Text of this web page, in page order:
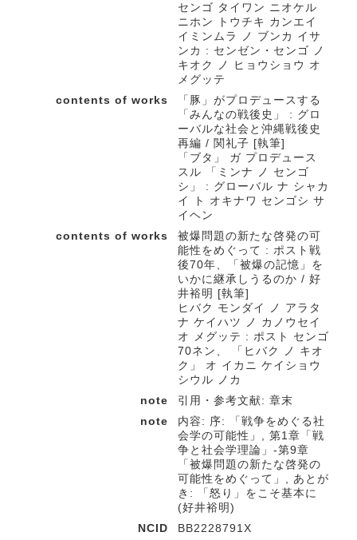
センゴ タイワン ニオケル
ニホン トウチキ カンエイ
イミンムラ ノ ブンカ イサ
ンカ : センゼン・センゴ ノ
キオク ノ ヒョウショウ オ
メグッテ
contents of works
「豚」がプロデュースする
「みんなの戦後史」 : グロ
ーバルな社会と沖縄戦後史
再編 / 関礼子 [執筆]
「ブタ」 ガ プロデュース
スル 「ミンナ ノ センゴ
シ」 : グローバル ナ シャカ
イ ト オキナワ センゴシ サ
イヘン
contents of works
被爆問題の新たな啓発の可
能性をめぐって : ポスト戦
後70年、「被爆の記憶」を
いかに継承しうるのか / 好
井裕明 [執筆]
ヒバク モンダイ ノ アラタ
ナ ケイハツ ノ カノウセイ
オ メグッテ : ポスト センゴ
70ネン、 「ヒバク ノ キオ
ク」 オ イカニ ケイショウ
シウル ノカ
note
引用・参考文献: 章末
note
内容: 序: 「戦争をめぐる社
会学の可能性」, 第1章「戦
争と社会学理論」-第9章
「被爆問題の新たな啓発の
可能性をめぐって」, あとが
き: 「怒り」をこそ基本に
(好井裕明)
NCID
BB2228791X